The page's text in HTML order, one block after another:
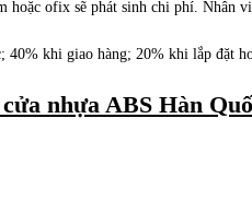
ofix sẽ phát sinh chi phí. Nhân
khi giao hàng; 20% khi lắp đặt
nhựa ABS Hàn